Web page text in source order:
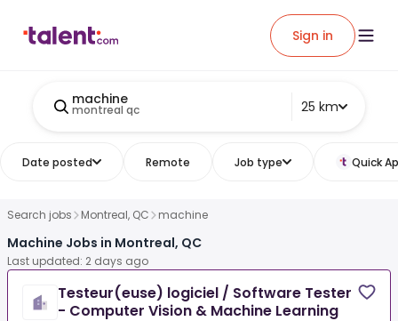
Sign in
machine
montreal qc 25 km
Date posted Remote Job type Quick
Search jobs Montreal, QC machine
Machine Jobs in Montreal, QC
Last updated: 2 days ago
Testeur(euse) logiciel / Software Tester
- Computer Vision & Machine Learning